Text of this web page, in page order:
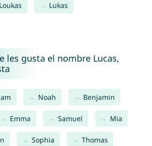
Loukas Lukas
les gusta el nombre Lucas,
Noah Benjamin
Emma Samuel Mia
Sophia Thomas